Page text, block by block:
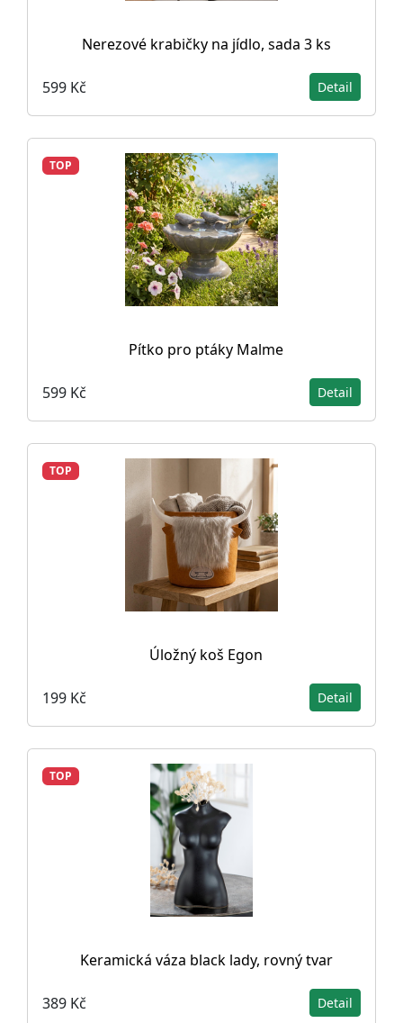
Nerezové krabičky na jídlo, sada 3 ks
599 Kč Detail
TOP
Pítko pro ptáky Malme
599 Kč Detail
TOP
Úložný koš Egon
199 Kč Detail
TOP
Keramická váza black lady, rovný tvar
389 Kč Detail